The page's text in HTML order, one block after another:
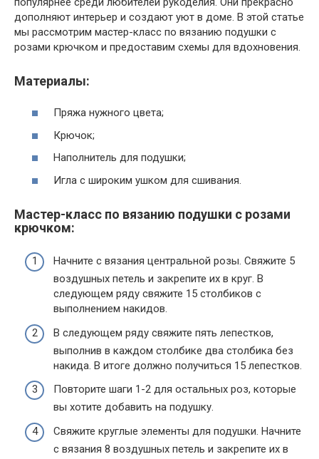
дополняют интерьер и создают уют в доме. В этой статье
мы рассмотрим мастер-класс по вязанию подушки с
розами крючком и предоставим схемы для вдохновения.
Материалы:
Пряжа нужного цвета;
Крючок;
Наполнитель для подушки;
Игла с широким ушком для сшивания.
Мастер-класс по вязанию подушки с розами
крючком:
Начните с вязания центральной розы. Свяжите 5
воздушных петель и закрепите их в круг. В
следующем ряду свяжите 15 столбиков с
выполнением накидов.
В следующем ряду свяжите пять лепестков,
выполнив в каждом столбике два столбика без
накида. В итоге должно получиться 15 лепестков.
Повторите шаги 1-2 для остальных роз, которые
вы хотите добавить на подушку.
Свяжите круглые элементы для подушки. Начните
с вязания 8 воздушных петель и закрепите их в